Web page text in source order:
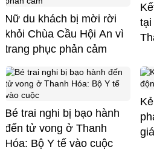
Nữ du khách bị mời rời
khỏi Chùa Cầu Hội An vì
trang phục phản cảm
tại
Bé trai nghi bị bạo hành
đến tử vong ở Thanh
Hóa: Bộ Y tế vào cuộc